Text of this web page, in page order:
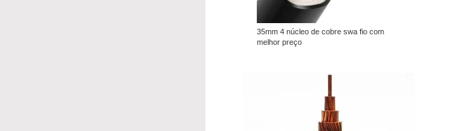
35mm 4 núcleo de cobre swa fio com
melhor preço